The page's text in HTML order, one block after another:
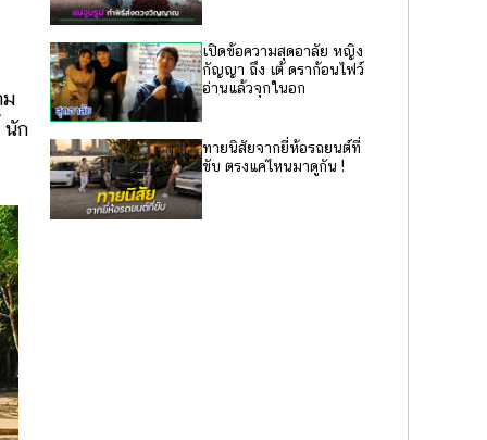
ม
นัก
เปิดข้อความสุดอาลัย หญิง
กัญญา ถึง เต้ ดราก้อนไฟว์
อ่านแล้วจุกในอก
ทายนิสัยจากยี่ห้อรถยนต์ที่
ขับ ตรงแค่ไหนมาดูกัน !